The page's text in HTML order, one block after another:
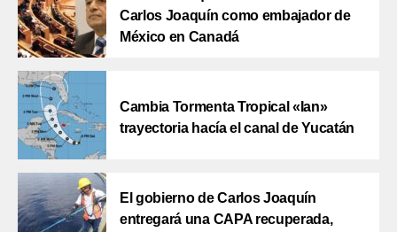
Carlos Joaquín como embajador de
México en Canadá
Cambia Tormenta Tropical «Ian»
trayectoria hacía el canal de Yucatán
El gobierno de Carlos Joaquín
entregará una CAPA recuperada,